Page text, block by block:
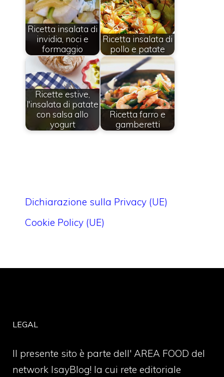
Ricetta insalata di
invidia, noci e
formaggio
Ricetta insalata di
pollo e patate
Ricette estive,
l'insalata di patate
con salsa allo
yogurt
Ricetta farro e
gamberetti
Dichiarazione sulla Privacy (UE)
Cookie Policy (UE)
LEGAL
Il presente sito è parte dell' AREA FOOD del
network IsayBlog! la cui rete editoriale